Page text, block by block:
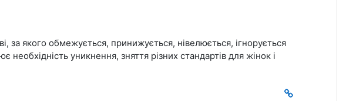
за якого обмежується, принижується, нівелюється, ігнорується
необхідність уникнення, зняття різних стандартів для жінок і